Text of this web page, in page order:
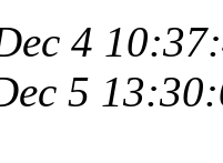
4
5